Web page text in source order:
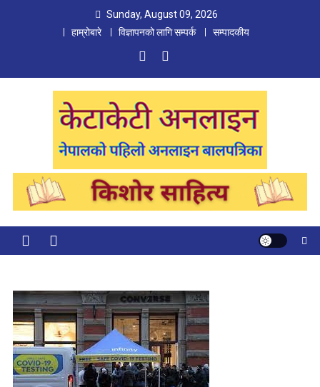
Sunday, August 09, 2026
हाम्रोबारे
विज्ञापनको लागि सम्पर्क सम्पादकीय
Ketaketi Online
First Nepali Online Magazine For Children